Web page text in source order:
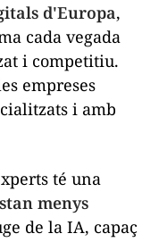
d'Europa,
cada vegada
i competitiu.
empreses
i amb
té una
menys
de la IA, capaç